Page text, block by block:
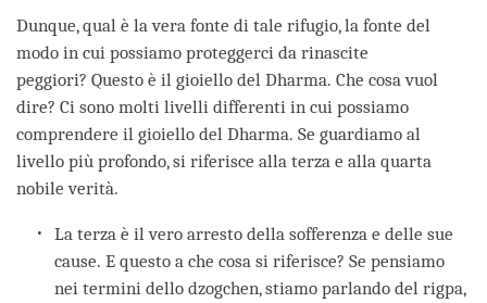
Dunque, qual è la vera fonte di tale rifugio, la fonte del
modo in cui possiamo proteggerci da rinascite
peggiori? Questo è il gioiello del Dharma. Che cosa vuol
dire? Ci sono molti livelli differenti in cui possiamo
comprendere il gioiello del Dharma. Se guardiamo al
livello più profondo, si riferisce alla terza e alla quarta
nobile verità.
La terza è il vero arresto della sofferenza e delle sue
cause. E questo a che cosa si riferisce? Se pensiamo
nei termini dello dzogchen, stiamo parlando del rigpa,